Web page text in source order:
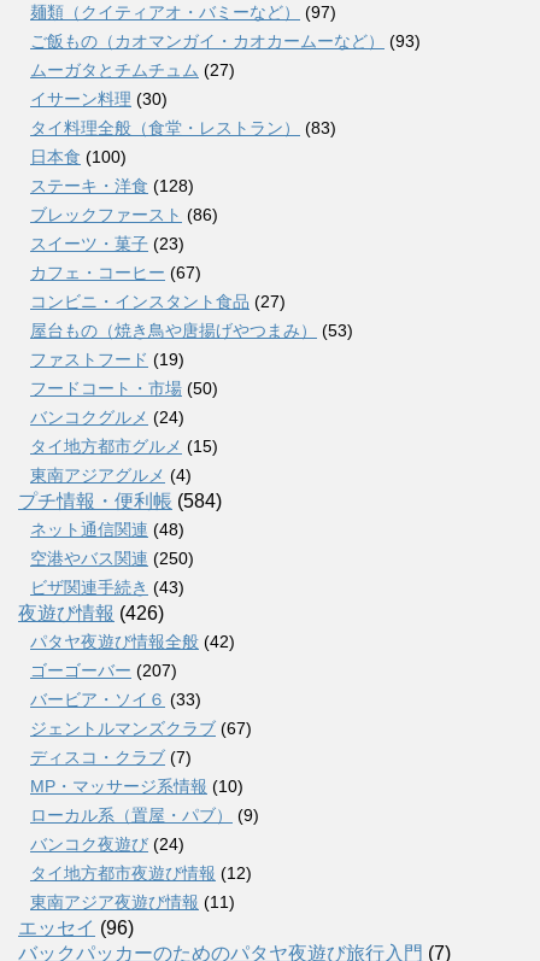
麺類（クイティアオ・バミーなど）
(97)
ご飯もの（カオマンガイ・カオカームーなど）
(93)
ムーガタとチムチュム (27)
イサーン料理 (30)
タイ料理全般（食堂・レストラン）
(83)
日本食 (100)
ステーキ・洋食 (128)
ブレックファースト (86)
スイーツ・菓子 (23)
カフェ・コーヒー (67)
コンビニ・インスタント食品 (27)
屋台もの（焼き鳥や唐揚げやつまみ）
(53)
ファストフード (19)
フードコート・市場 (50)
バンコクグルメ (24)
タイ地方都市グルメ (15)
東南アジアグルメ (4)
プチ情報・便利帳 (584)
ネット通信関連 (48)
空港やバス関連 (250)
ビザ関連手続き (43)
夜遊び情報 (426)
パタヤ夜遊び情報全般 (42)
ゴーゴーバー (207)
バービア・ソイ６ (33)
ジェントルマンズクラブ (67)
ディスコ・クラブ (7)
MP・マッサージ系情報 (10)
ローカル系（置屋・パブ）
(9)
バンコク夜遊び (24)
タイ地方都市夜遊び情報 (12)
東南アジア夜遊び情報 (11)
エッセイ (96)
バックパッカーのためのパタヤ夜遊び旅行入門 (7)